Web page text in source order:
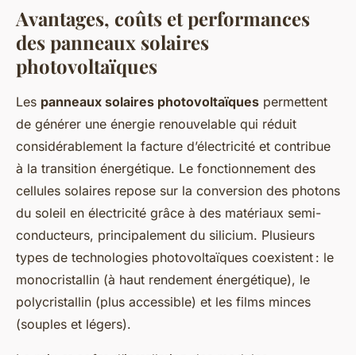
Avantages, coûts et performances
des panneaux solaires
photovoltaïques
Les panneaux solaires photovoltaïques permettent
de générer une énergie renouvelable qui réduit
considérablement la facture d’électricité et contribue
à la transition énergétique. Le fonctionnement des
cellules solaires repose sur la conversion des photons
du soleil en électricité grâce à des matériaux semi-
conducteurs, principalement du silicium. Plusieurs
types de technologies photovoltaïques coexistent : le
monocristallin (à haut rendement énergétique), le
polycristallin (plus accessible) et les films minces
(souples et légers).